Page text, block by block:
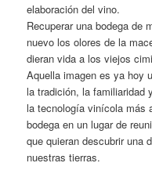
elaboración del vino.
Recuperar una bodega de
nuevo los olores de la
dieran vida a los viejos
Aquella imagen es ya hoy
la tradición, la familiaridad
la tecnología vinícola más
bodega en un lugar de
que quieran descubrir una
nuestras tierras.